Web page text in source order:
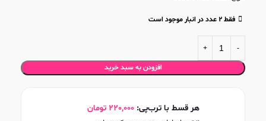
کرم مرطوب کننده اریکه، دارای خاصیت
حفظ استحکام پوست
فقط 2 عدد در انبار موجود است
افزودن به سبد خرید
هر قسط با ترب‌پی: 220,000 تومان